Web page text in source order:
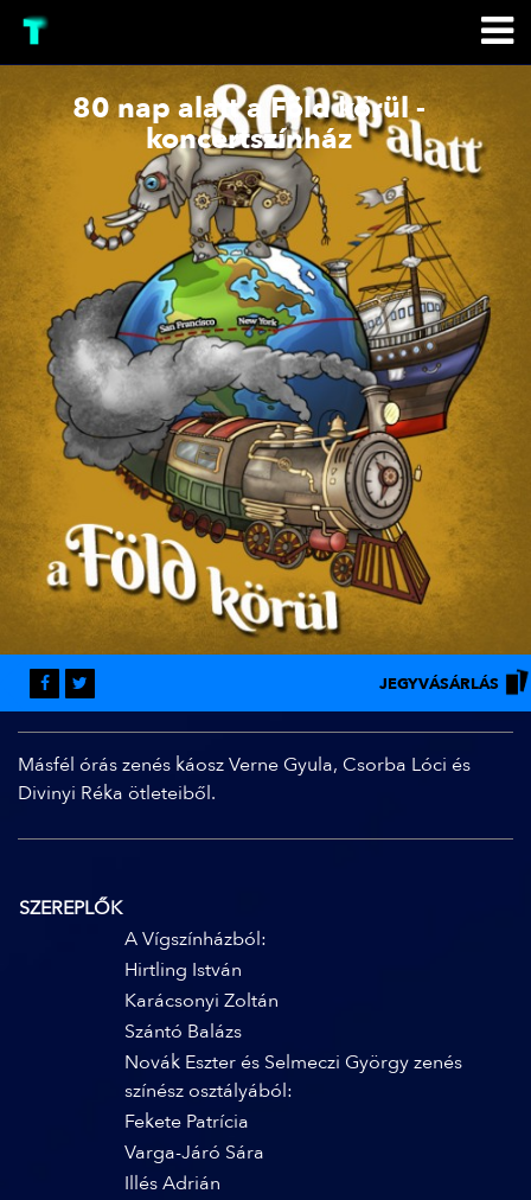
80 nap alatt a Föld körül -
koncertszínház
JEGYVÁSÁRLÁS
Másfél órás zenés káosz Verne Gyula, Csorba Lóci és
Divinyi Réka ötleteiből.
SZEREPLŐK
A Vígszínházból:
Hirtling István
Karácsonyi Zoltán
Szántó Balázs
Novák Eszter és Selmeczi György zenés
színész osztályából:
Fekete Patrícia
Varga-Járó Sára
Illés Adrián